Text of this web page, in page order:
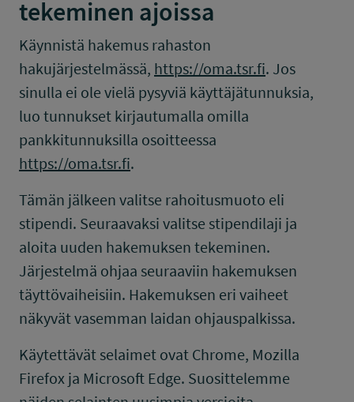
tekeminen ajoissa
Käynnistä hakemus rahaston
hakujärjestelmässä, https://oma.tsr.fi. Jos
sinulla ei ole vielä pysyviä käyttäjätunnuksia,
luo tunnukset kirjautumalla omilla
pankkitunnuksilla osoitteessa
https://oma.tsr.fi.
Tämän jälkeen valitse rahoitusmuoto eli
stipendi. Seuraavaksi valitse stipendilaji ja
aloita uuden hakemuksen tekeminen.
Järjestelmä ohjaa seuraaviin hakemuksen
täyttövaiheisiin. Hakemuksen eri vaiheet
näkyvät vasemman laidan ohjauspalkissa.
Käytettävät selaimet ovat Chrome, Mozilla
Firefox ja Microsoft Edge. Suosittelemme